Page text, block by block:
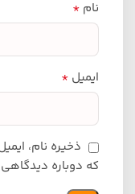
نام *
ایمیل *
ذخیره نام،
که دوباره